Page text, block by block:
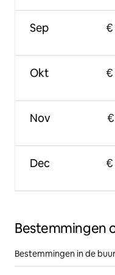
Sep
Okt
Nov
Dec
€
€
€
Bestemmingen
Bestemmingen in de